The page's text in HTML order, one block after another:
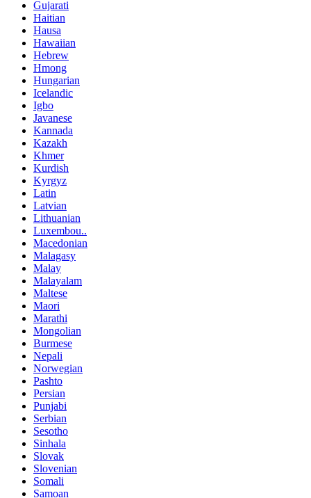
Gujarati
Haitian
Hausa
Hawaiian
Hebrew
Hmong
Hungarian
Icelandic
Igbo
Javanese
Kannada
Kazakh
Khmer
Kurdish
Kyrgyz
Latin
Latvian
Lithuanian
Luxembou..
Macedonian
Malagasy
Malay
Malayalam
Maltese
Maori
Marathi
Mongolian
Burmese
Nepali
Norwegian
Pashto
Persian
Punjabi
Serbian
Sesotho
Sinhala
Slovak
Slovenian
Somali
Samoan